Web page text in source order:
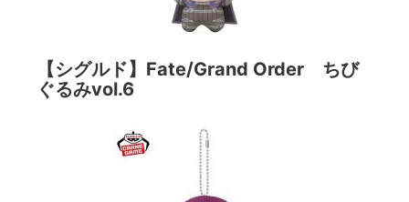
【シグルド】Fate/Grand Order ちび
ぐるみvol.6